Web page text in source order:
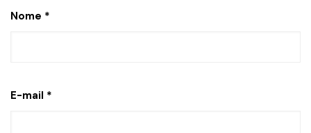
Nome *
E-mail *